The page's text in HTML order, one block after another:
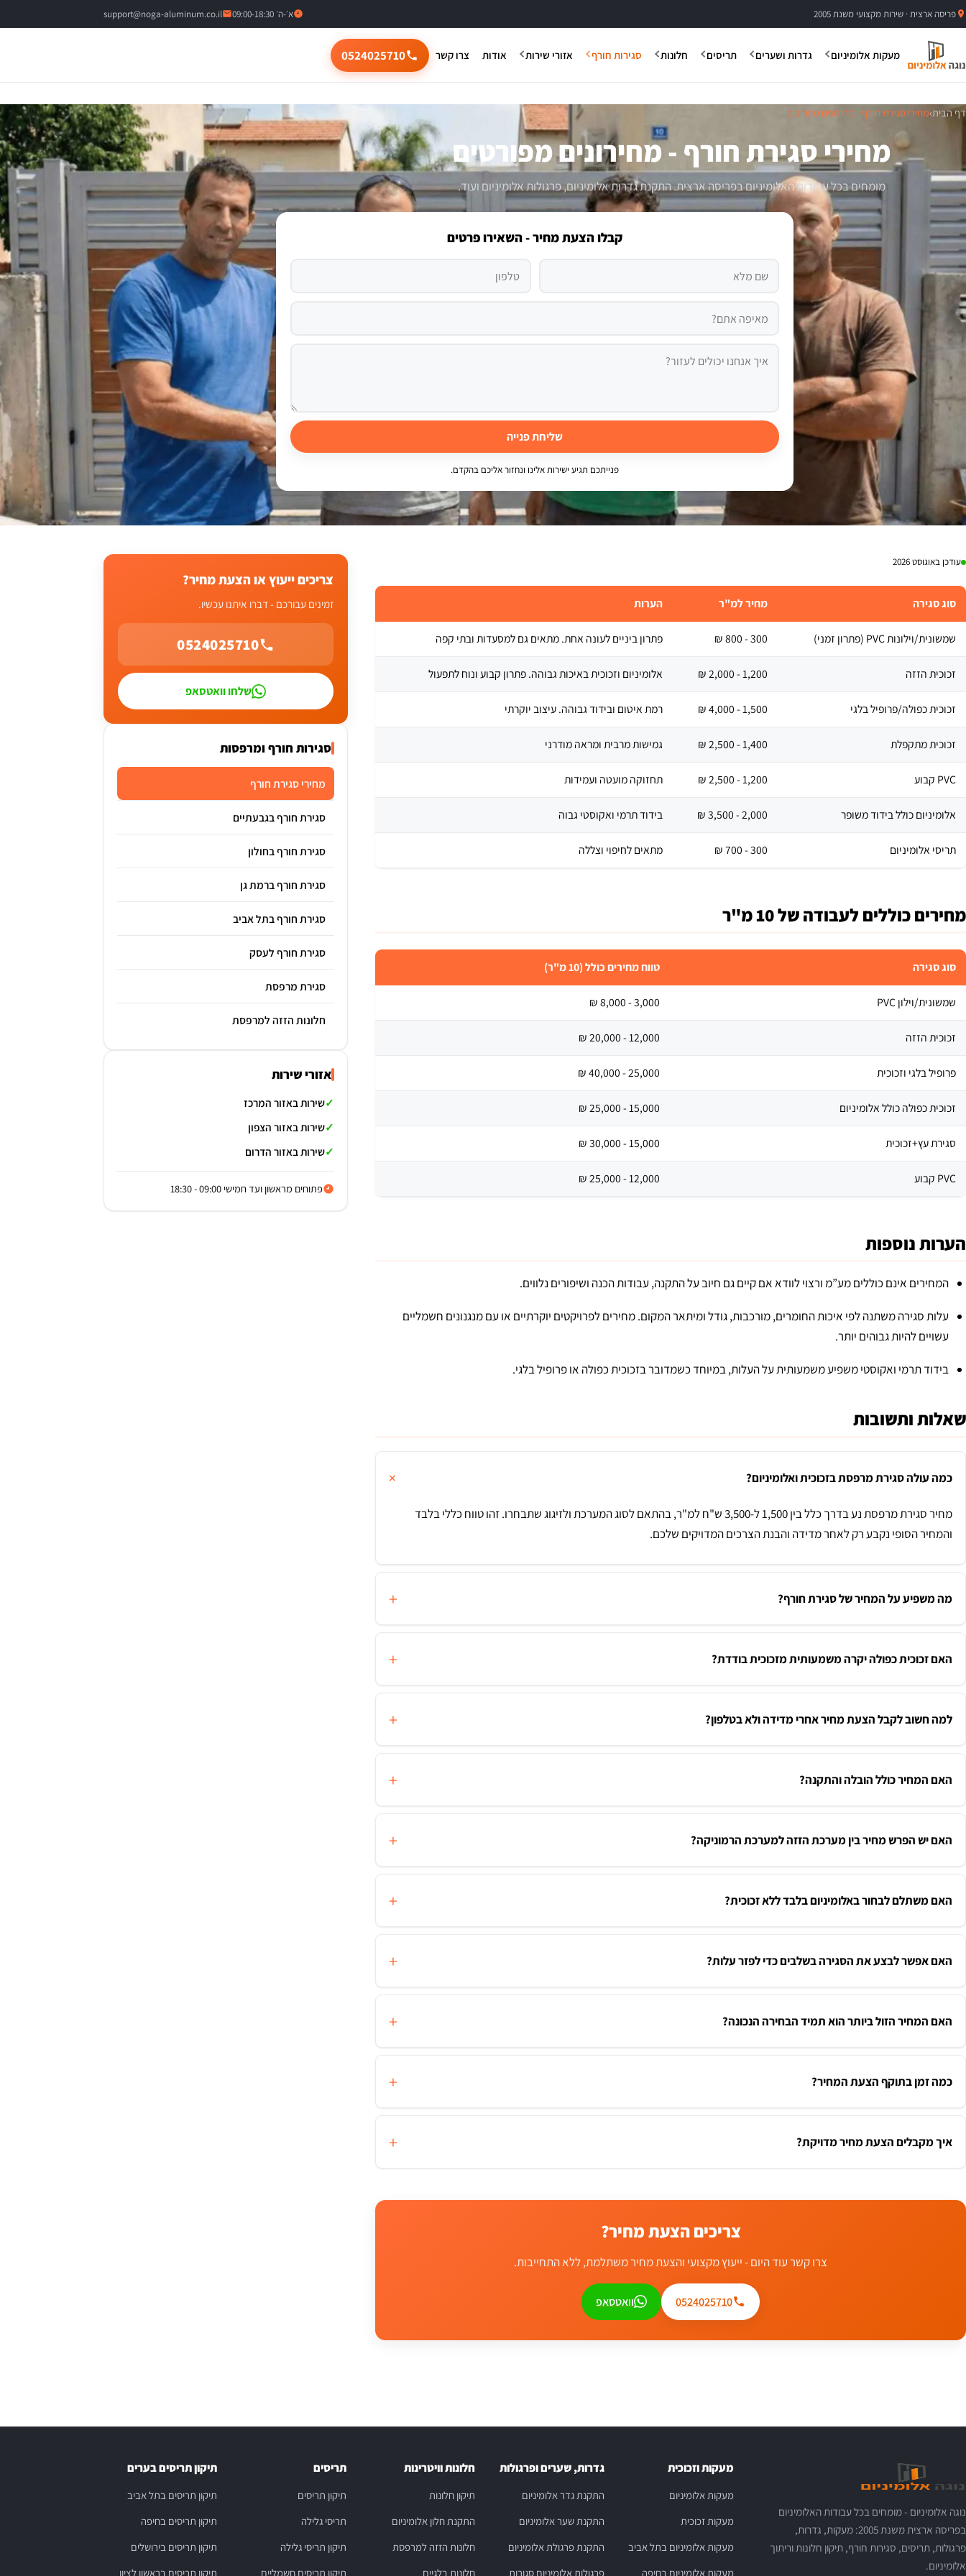
פריסה ארצית · שירות מקצועי משנת 2005 א׳-ה׳ 09:00-18:30 support@noga-aluminum.co.il
מעקות אלומיניום גדרות ושערים תריסים חלונות סגירות חורף אזורי שירות אודות צרו קשר 0524025710
דף הבית›מחירי סגירת חורף - מחירונים מפורטים
מחירי סגירת חורף - מחירונים מפורטים
מומחים בכל עבודות האלומיניום בפריסה ארצית. התקנת גדרות אלומיניום, פרגולות אלומיניום ועוד.
קבלו הצעת מחיר - השאירו פרטים
שליחת פנייה
פנייתכם תגיע ישירות אלינו ונחזור אליכם בהקדם.
עודכן באוגוסט 2026
סוג סגירה מחיר למ"ר הערות
שמשונית/וילונות PVC (פתרון זמני) 300 - 800 ₪ פתרון ביניים לעונה אחת. מתאים גם למסעדות ובתי קפה ​
זכוכית הזזה 1,200 - 2,000 ₪ אלומיניום וזכוכית באיכות גבוהה. פתרון קבוע ונוח לתפעול ​
זכוכית כפולה/פרופיל בלגי 1,500 - 4,000 ₪ רמת איטום ובידוד גבוהה. עיצוב יוקרתי ​
זכוכית מתקפלת 1,400 - 2,500 ₪ גמישות מרבית ומראה מודרני ​
PVC קבוע 1,200 - 2,500 ₪ תחזוקה מועטה ועמידות ​
אלומיניום כולל בידוד משופר 2,000 - 3,500 ₪ בידוד תרמי ואקוסטי גבוה ​
תריסי אלומיניום 300 - 700 ₪ מתאים לחיפוי וצללה ​
מחירים כוללים לעבודה של 10 מ"ר
סוג סגירה טווח מחירים כולל (10 מ"ר)
שמשונית/וילון PVC 3,000 - 8,000 ₪ ​
זכוכית הזזה 12,000 - 20,000 ₪ ​
פרופיל בלגי וזכוכית 25,000 - 40,000 ₪ ​
זכוכית כפולה כולל אלומיניום 15,000 - 25,000 ₪ ​
סגירת עץ+זכוכית 15,000 - 30,000 ₪ ​
PVC קבוע 12,000 - 25,000 ₪ ​
הערות נוספות
המחירים אינם כוללים מע”מ ורצוי לוודא אם קיים גם חיוב על התקנה, עבודות הכנה ושיפורים נלווים.
עלות סגירה משתנה לפי איכות החומרים, מורכבות, גודל ומיתאר המקום. מחירים לפרויקטים יוקרתיים או עם מנגנונים חשמליים
עשויים להיות גבוהים יותר.
בידוד תרמי ואקוסטי משפיע משמעותית על העלות, במיוחד כשמדובר בזכוכית כפולה או פרופיל בלגי.
שאלות ותשובות
כמה עולה סגירת מרפסת בזכוכית ואלומיניום?
מחיר סגירת מרפסת נע בדרך כלל בין 1,500 ל-3,500 ש"ח למ"ר, בהתאם לסוג המערכת ולזיגוג שתבחרו. זהו טווח כללי בלבד
והמחיר הסופי נקבע רק לאחר מדידה והבנת הצרכים המדויקים שלכם.
מה משפיע על המחיר של סגירת חורף?
האם זכוכית כפולה יקרה משמעותית מזכוכית בודדת?
למה חשוב לקבל הצעת מחיר אחרי מדידה ולא בטלפון?
האם המחיר כולל הובלה והתקנה?
האם יש הפרש מחיר בין מערכת הזזה למערכת הרמוניקה?
האם משתלם לבחור באלומיניום בלבד ללא זכוכית?
האם אפשר לבצע את הסגירה בשלבים כדי לפזר עלות?
האם המחיר הזול ביותר הוא תמיד הבחירה הנכונה?
כמה זמן בתוקף הצעת המחיר?
איך מקבלים הצעת מחיר מדויקת?
צריכים הצעת מחיר?
צרו קשר עוד היום - ייעוץ מקצועי והצעת מחיר משתלמת, ללא התחייבות.
0524025710 וואטסאפ
צריכים ייעוץ או הצעת מחיר?
זמינים עבורכם - דברו איתנו עכשיו.
0524025710
שלחו וואטסאפ
סגירות חורף ומרפסות
מחירי סגירת חורף
סגירת חורף בגבעתיים
סגירת חורף בחולון
סגירת חורף ברמת גן
סגירת חורף בתל אביב
סגירת חורף לעסק
סגירת מרפסת
חלונות הזזה למרפסת
אזורי שירות
שירות באזור המרכז
שירות באזור הצפון
שירות באזור הדרום
פתוחים מראשון ועד חמישי 09:00 - 18:30
נוגה אלומיניום - מומחים בכל עבודות האלומיניום
בפריסה ארצית משנת 2005: מעקות, גדרות,
פרגולות, תריסים, סגירות חורף, תיקון חלונות וריתוך
אלומיניום.
מעקות וזכוכית
מעקות אלומיניום
מעקות זכוכית
מעקות אלומיניום בתל אביב
מעקות אלומיניום בחיפה
גדרות, שערים ופרגולות
התקנת גדר אלומיניום
התקנת שער אלומיניום
התקנת פרגולת אלומיניום
פרגולות אלומיניום סגורות
חלונות וויטרינות
תיקון חלונות
התקנת חלון אלומיניום
חלונות הזזה למרפסת
חלונות בלגיים
תריסים
תיקון תריסים
תריסי גלילה
תיקון תריסי גלילה
תיקון תריסים חשמליים
תיקון תריסים בערים
תיקון תריסים בתל אביב
תיקון תריסים בחיפה
תיקון תריסים בירושלים
תיקון תריסים בראשון לציון